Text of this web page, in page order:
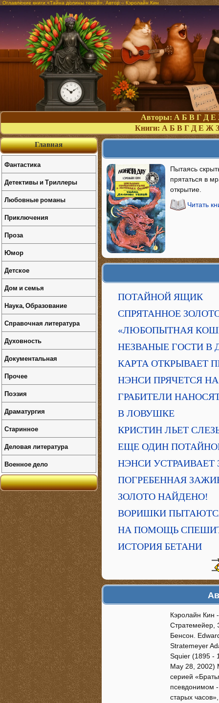
Оглавление книги «Тайна долины теней». Автор – Кэролайн Кин
Авторы: А Б В Г Д Е
Книги: А Б В Г Д Е Ж З
Пытаясь
прятаться в
открытие.
Читать
ПОТАЙНОЙ ЯЩИК
СПРЯТАННОЕ
«ЛЮБОПЫТНАЯ
НЕЗВАНЫЕ ГОСТИ В
КАРТА ОТКРЫВАЕТ
НЭНСИ ПРЯЧЕТСЯ
ГРАБИТЕЛИ
В ЛОВУШКЕ
КРИСТИН ЛЬЕТ
ЕЩЕ ОДИН
НЭНСИ УСТРАИВАЕТ
ПОГРЕБЕННАЯ
ЗОЛОТО НАЙДЕНО!
ВОРИШКИ
НА ПОМОЩЬ
ИСТОРИЯ БЕТАНИ
Кэролайн Кин
Стратемейер,
Бенсон.
Stratemeyer
Squier (1895 -
May 28, 2002)
серией
псевдонимом
старых
Главная
Фантастика
Детективы и Триллеры
Любовные романы
Приключения
Проза
Юмор
Детское
Дом и семья
Наука, Образование
Справочная литература
Духовность
Документальная
Прочее
Поэзия
Драматургия
Старинное
Деловая литература
Военное дело